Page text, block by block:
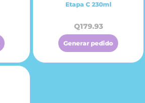
Etapa C 230ml
Q179.93
Generar pedido